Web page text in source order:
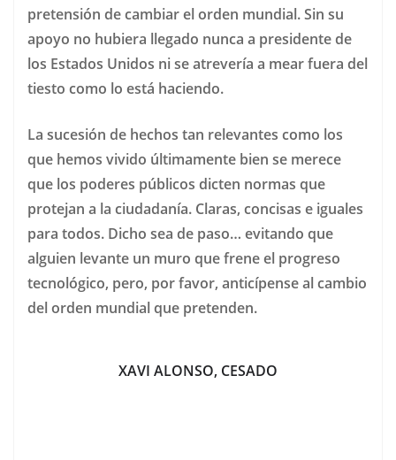
pretensión de cambiar el orden mundial. Sin su
apoyo no hubiera llegado nunca a presidente de
los Estados Unidos ni se atrevería a mear fuera del
tiesto como lo está haciendo.
La sucesión de hechos tan relevantes como los
que hemos vivido últimamente bien se merece
que los poderes públicos dicten normas que
protejan a la ciudadanía. Claras, concisas e iguales
para todos. Dicho sea de paso… evitando que
alguien levante un muro que frene el progreso
tecnológico, pero, por favor, anticípense al cambio
del orden mundial que pretenden.
XAVI ALONSO, CESADO